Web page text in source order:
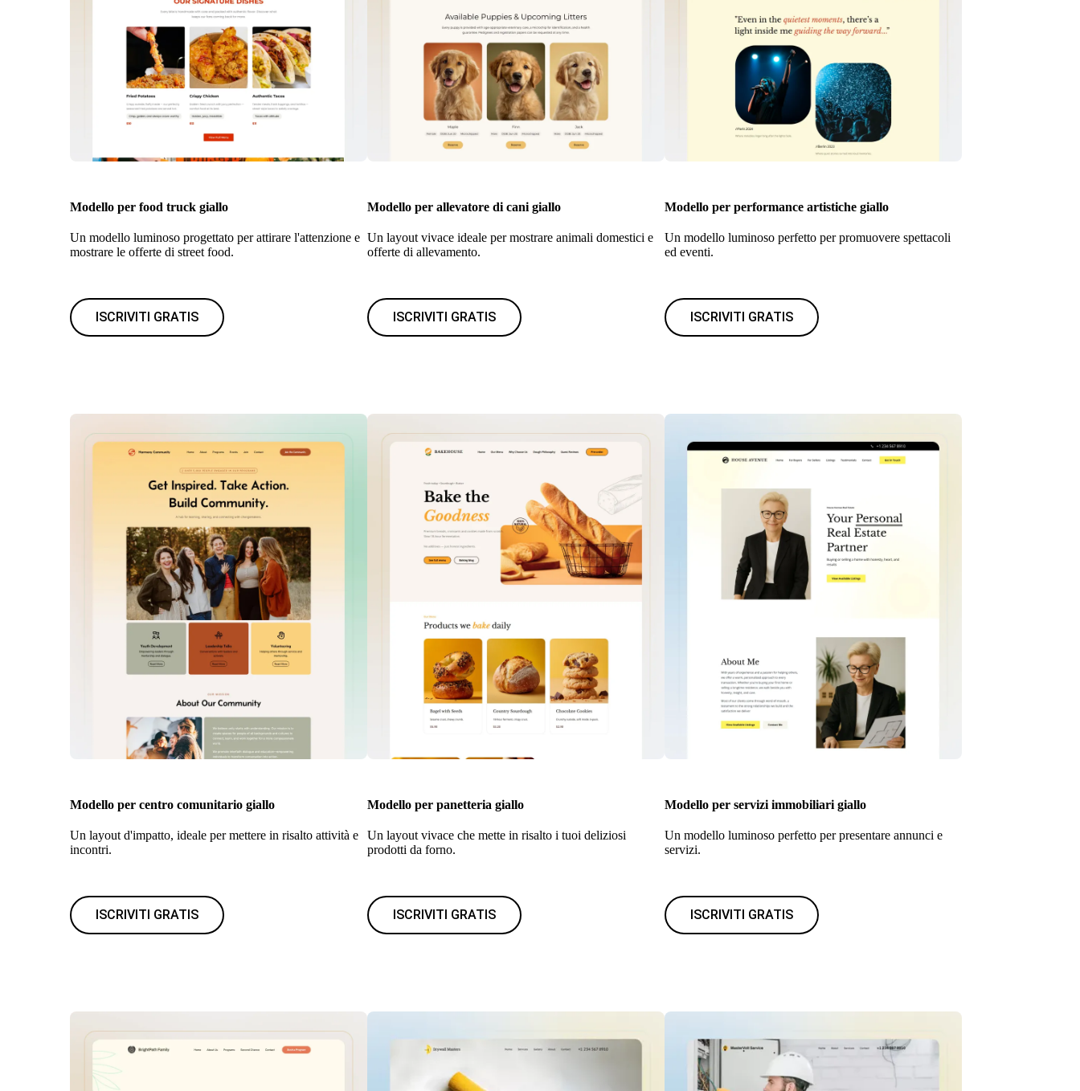
Modello per food truck giallo
Un modello luminoso progettato per attirare l'attenzione e
mostrare le offerte di street food.
ISCRIVITI GRATIS
Modello per allevatore di cani giallo
Un layout vivace ideale per mostrare animali domestici e
offerte di allevamento.
ISCRIVITI GRATIS
Modello per performance artistiche giallo
Un modello luminoso perfetto per promuovere spettacoli
ed eventi.
ISCRIVITI GRATIS
Modello per centro comunitario giallo
Un layout d'impatto, ideale per mettere in risalto attività e
incontri.
ISCRIVITI GRATIS
Modello per panetteria giallo
Un layout vivace che mette in risalto i tuoi deliziosi
prodotti da forno.
ISCRIVITI GRATIS
Modello per servizi immobiliari giallo
Un modello luminoso perfetto per presentare annunci e
servizi.
ISCRIVITI GRATIS